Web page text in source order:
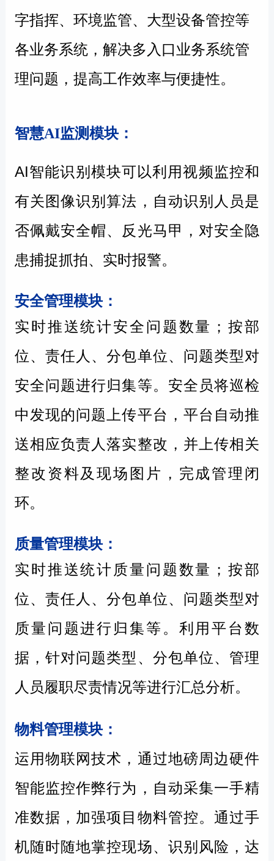
字指挥、环境监管、大型设备管控等
各业务系统，解决多入口业务系统管
理问题，提高工作效率与便捷性。
智慧AI监测模块：
AI智能识别模块可以利用视频监控和
有关图像识别算法，自动识别人员是
否佩戴安全帽、反光马甲，对安全隐
患捕捉抓拍、实时报警。
安全管理模块：
实时推送统计安全问题数量；按部
位、责任人、分包单位、问题类型对
安全问题进行归集等。安全员将巡检
中发现的问题上传平台，平台自动推
送相应负责人落实整改，并上传相关
整改资料及现场图片，完成管理闭
环。
质量管理模块：
实时推送统计质量问题数量；按部
位、责任人、分包单位、问题类型对
质量问题进行归集等。利用平台数
据，针对问题类型、分包单位、管理
人员履职尽责情况等进行汇总分析。
物料管理模块：
运用物联网技术，通过地磅周边硬件
智能监控作弊行为，自动采集一手精
准数据，加强项目物料管控。通过手
机随时随地掌控现场、识别风险，达